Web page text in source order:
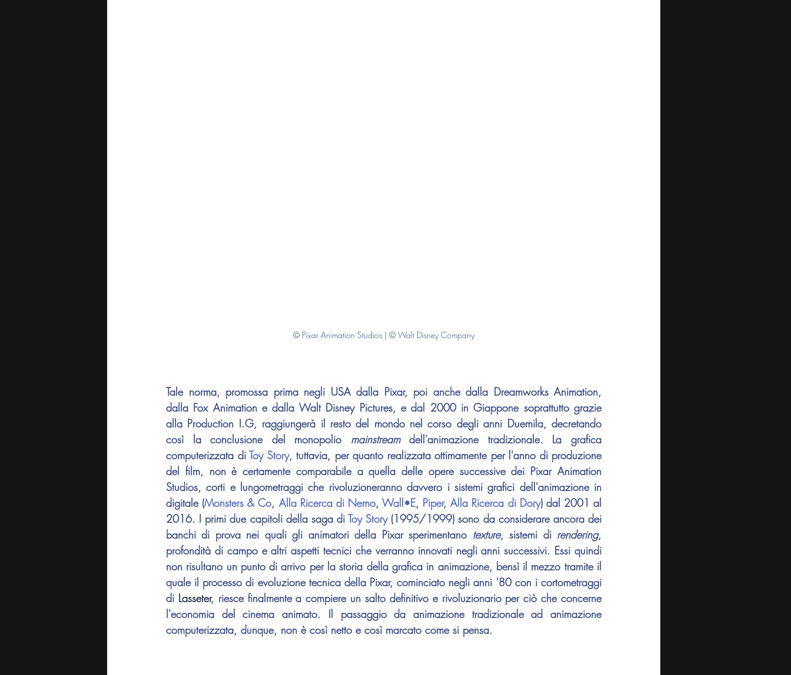
© Pixar Animation Studios | © Walt Disney Company
Tale norma, promossa prima negli USA dalla Pixar, poi anche dalla Dreamworks Animation,
dalla Fox Animation e dalla Walt Disney Pictures, e dal 2000 in Giappone soprattutto grazie
alla Production I.G, raggiungerà il resto del mondo nel corso degli anni Duemila, decretando
così la conclusione del monopolio mainstream dell'animazione tradizionale. La grafica
computerizzata di Toy Story, tuttavia, per quanto realizzata ottimamente per l'anno di produzione
del film, non è certamente comparabile a quella delle opere successive dei Pixar Animation
Studios, corti e lungometraggi che rivoluzioneranno davvero i sistemi grafici dell'animazione in
digitale (Monsters & Co, Alla Ricerca di Nemo, Wall•E, Piper, Alla Ricerca di Dory) dal 2001 al
2016. I primi due capitoli della saga di Toy Story (1995/1999) sono da considerare ancora dei
banchi di prova nei quali gli animatori della Pixar sperimentano texture, sistemi di rendering,
profondità di campo e altri aspetti tecnici che verranno innovati negli anni successivi. Essi quindi
non risultano un punto di arrivo per la storia della grafica in animazione, bensì il mezzo tramite il
quale il processo di evoluzione tecnica della Pixar, cominciato negli anni '80 con i cortometraggi
di Lasseter, riesce finalmente a compiere un salto definitivo e rivoluzionario per ciò che concerne
l'economia del cinema animato. Il passaggio da animazione tradizionale ad animazione
computerizzata, dunque, non è così netto e così marcato come si pensa.